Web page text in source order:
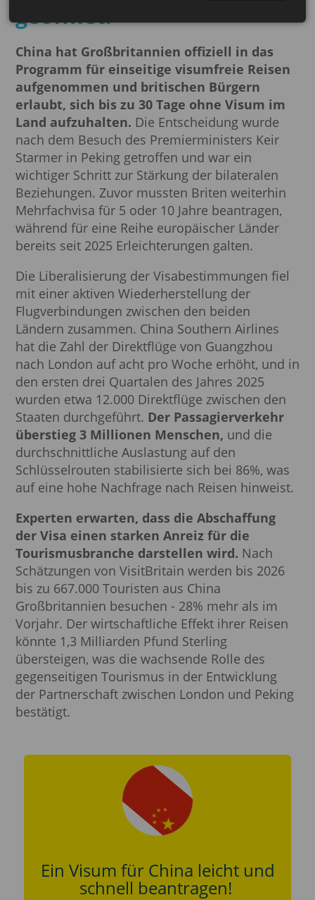
jetzt beantragen
geöffnet.
China hat Großbritannien offiziell in das
Programm für einseitige visumfreie Reisen
aufgenommen und britischen Bürgern
erlaubt, sich bis zu 30 Tage ohne Visum im
Land aufzuhalten. Die Entscheidung wurde
nach dem Besuch des Premierministers Keir
Starmer in Peking getroffen und war ein
wichtiger Schritt zur Stärkung der bilateralen
Beziehungen. Zuvor mussten Briten weiterhin
Mehrfachvisa für 5 oder 10 Jahre beantragen,
während für eine Reihe europäischer Länder
bereits seit 2025 Erleichterungen galten.
Die Liberalisierung der Visabestimmungen fiel
mit einer aktiven Wiederherstellung der
Flugverbindungen zwischen den beiden
Ländern zusammen. China Southern Airlines
hat die Zahl der Direktflüge von Guangzhou
nach London auf acht pro Woche erhöht, und in
den ersten drei Quartalen des Jahres 2025
wurden etwa 12.000 Direktflüge zwischen den
Staaten durchgeführt. Der Passagierverkehr
überstieg 3 Millionen Menschen, und die
durchschnittliche Auslastung auf den
Schlüsselrouten stabilisierte sich bei 86%, was
auf eine hohe Nachfrage nach Reisen hinweist.
Experten erwarten, dass die Abschaffung
der Visa einen starken Anreiz für die
Tourismusbranche darstellen wird. Nach
Schätzungen von VisitBritain werden bis 2026
bis zu 667.000 Touristen aus China
Großbritannien besuchen - 28% mehr als im
Vorjahr. Der wirtschaftliche Effekt ihrer Reisen
könnte 1,3 Milliarden Pfund Sterling
übersteigen, was die wachsende Rolle des
gegenseitigen Tourismus in der Entwicklung
der Partnerschaft zwischen London und Peking
bestätigt.
Ein Visum für China leicht und
schnell beantragen!